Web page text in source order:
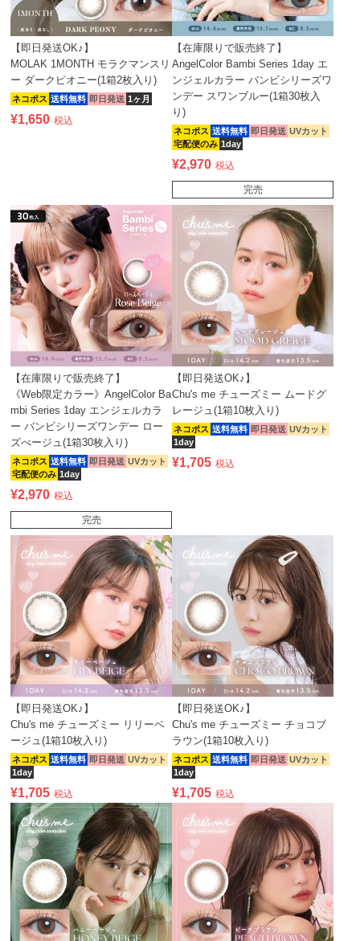
【即日発送OK♪】
MOLAK 1MONTH モラクマンスリ
ー ダークピオニー(1箱2枚入り)
ネコポス 送料無料 即日発送 1ヶ月
¥1,650 税込
【在庫限りで販売終了】
AngelColor Bambi Series 1day エ
ンジェルカラー バンビシリーズワ
ンデー スワンブルー(1箱30枚入
り)
ネコポス 送料無料 即日発送 UVカット
宅配便のみ 1day
¥2,970 税込
完売
【在庫限りで販売終了】
《Web限定カラー》AngelColor Ba
mbi Series 1day エンジェルカラ
ー バンビシリーズワンデー ロー
ズべージュ(1箱30枚入り)
ネコポス 送料無料 即日発送 UVカット
宅配便のみ 1day
¥2,970 税込
完売
【即日発送OK♪】
Chu's me チューズミー ムードグ
レージュ(1箱10枚入り)
ネコポス 送料無料 即日発送 UVカット
1day
¥1,705 税込
【即日発送OK♪】
Chu's me チューズミー リリーベ
ージュ(1箱10枚入り)
ネコポス 送料無料 即日発送 UVカット
1day
¥1,705 税込
【即日発送OK♪】
Chu's me チューズミー チョコブ
ラウン(1箱10枚入り)
ネコポス 送料無料 即日発送 UVカット
1day
¥1,705 税込